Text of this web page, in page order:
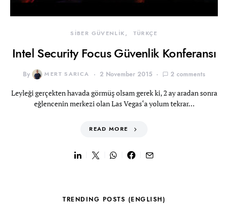
SİBER GÜVENLİK TÜRKÇE
Intel Security Focus Güvenlik Konferansı
By MERT SARICA 2 November 2015 2 comments
Leyleği gerçekten havada görmüş olsam gerek ki, 2 ay aradan sonra
eğlencenin merkezi olan Las Vegas‘a yolum tekrar…
READ MORE
TRENDING POSTS (ENGLISH)